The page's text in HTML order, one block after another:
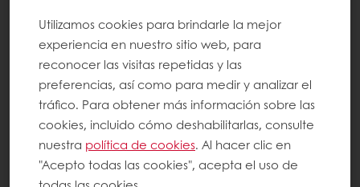
En la mayoría de los países, las afirmaciones
sobre salud y nutrición que se hacen para
presentar o promocionar alimentos a los
consumidores están estrictamente reguladas.
En Europa, por ejemplo, una reivindicación
de que un alimento es una fuente de fibra (o
Utilizamos cookies para brindarle la mejor
experiencia en nuestro sitio web, para
reconocer las visitas repetidas y las
preferencias, así como para medir y analizar el
tráfico. Para obtener más información sobre las
cookies, incluido cómo deshabilitarlas, consulte
nuestra política de cookies. Al hacer clic en
"Acepto todas las cookies", acepta el uso de